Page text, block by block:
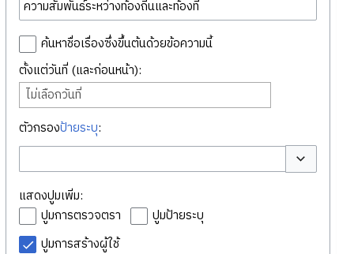
ค้นหาชื่อเรื่องซึ่งขึ้นต้นด้วยข้อความนี้
ตั้งแต่วันที่ (และก่อนหน้า):
ไม่เลือกวันที่
ตัวกรองป้ายระบุ:
สลับตัวเลือก
แสดงปูมเพิ่ม:
ปูมการตรวจตรา
ปูมป้ายระบุ
ปูมการสร้างผู้ใช้